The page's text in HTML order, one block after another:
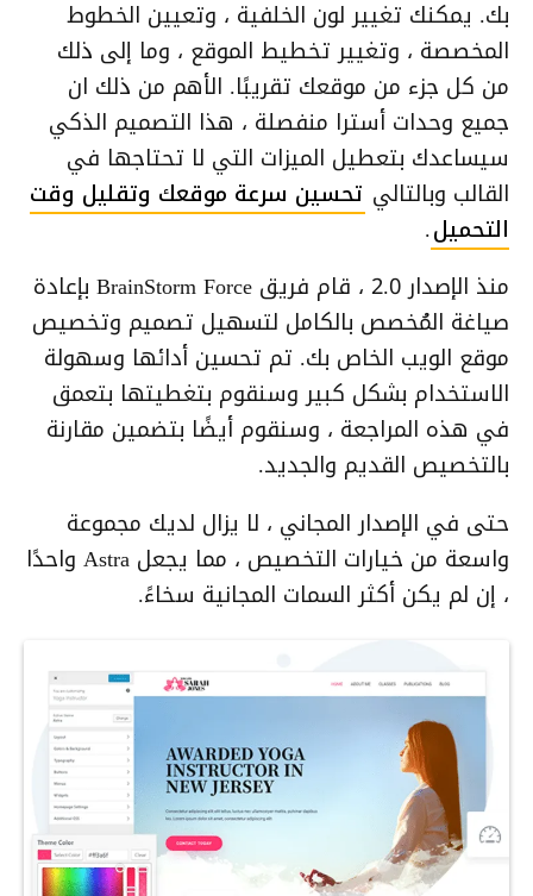
بك. يمكنك تغيير لون الخلفية ، وتعيين الخطوط
المخصصة ، وتغيير تخطيط الموقع ، وما إلى ذلك
من كل جزء من موقعك تقريبًا. الأهم من ذلك ان
جميع وحدات أسترا منفصلة ، هذا التصميم الذكي
سيساعدك بتعطيل الميزات التي لا تحتاجها في
القالب وبالتالي تحسين سرعة موقعك وتقليل وقت
التحميل.
منذ الإصدار 2.0 ، قام فريق BrainStorm Force بإعادة
صياغة المُخصص بالكامل لتسهيل تصميم وتخصيص
موقع الويب الخاص بك. تم تحسين أدائها وسهولة
الاستخدام بشكل كبير وسنقوم بتغطيتها بتعمق
في هذه المراجعة ، وسنقوم أيضًا بتضمين مقارنة
بالتخصيص القديم والجديد.
حتى في الإصدار المجاني ، لا يزال لديك مجموعة
واسعة من خيارات التخصيص ، مما يجعل Astra واحدًا
، إن لم يكن أكثر السمات المجانية سخاءً.